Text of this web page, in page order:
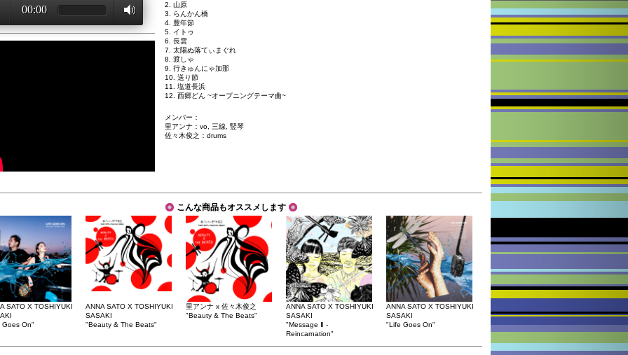
00:00
2. 山原
3. らんかん橋
4. 豊年節
5. イトゥ
6. 長雲
7. 太陽ぬ落てぃまぐれ
8. 渡しゃ
9. 行きゅんにゃ加那
10. 送り節
11. 塩道長浜
12. 西郷どん ~オープニングテーマ曲~
メンバー：
里アンナ：vo, 三線, 竪琴
佐々木俊之：drums
こんな商品もオススメします
SATO X TOSHIYUKI
Goes On"
ANNA SATO X TOSHIYUKI
SASAKI
"Beauty & The Beats"
里アンナ x 佐々木俊之
"Beauty & The Beats"
ANNA SATO X TOSHIYUKI
SASAKI
"Message Ⅱ -
Reincarnation"
ANNA SATO X TOSHIYUKI
SASAKI
"Life Goes On"